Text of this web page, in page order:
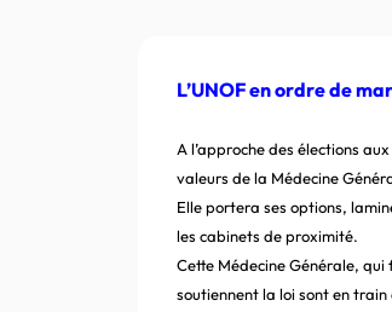
L’UNOF en ordre de
A l’approche des élections
valeurs de la Médecine
Elle portera ses options,
les cabinets de proximité.
Cette Médecine Générale,
soutiennent la loi sont en